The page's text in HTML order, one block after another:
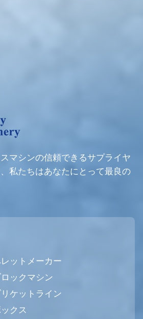
マシンの信頼できるサプライヤ
私たちはあなたにとって最良の
ットメーカー
ックマシン
ケットライン
クス